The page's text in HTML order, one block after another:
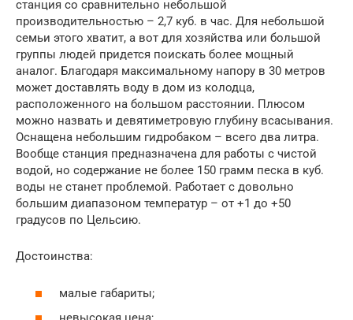
станция со сравнительно небольшой
производительностью – 2,7 куб. в час. Для небольшой
семьи этого хватит, а вот для хозяйства или большой
группы людей придется поискать более мощный
аналог. Благодаря максимальному напору в 30 метров
может доставлять воду в дом из колодца,
расположенного на большом расстоянии. Плюсом
можно назвать и девятиметровую глубину всасывания.
Оснащена небольшим гидробаком – всего два литра.
Вообще станция предназначена для работы с чистой
водой, но содержание не более 150 грамм песка в куб.
воды не станет проблемой. Работает с довольно
большим диапазоном температур – от +1 до +50
градусов по Цельсию.
Достоинства:
малые габариты;